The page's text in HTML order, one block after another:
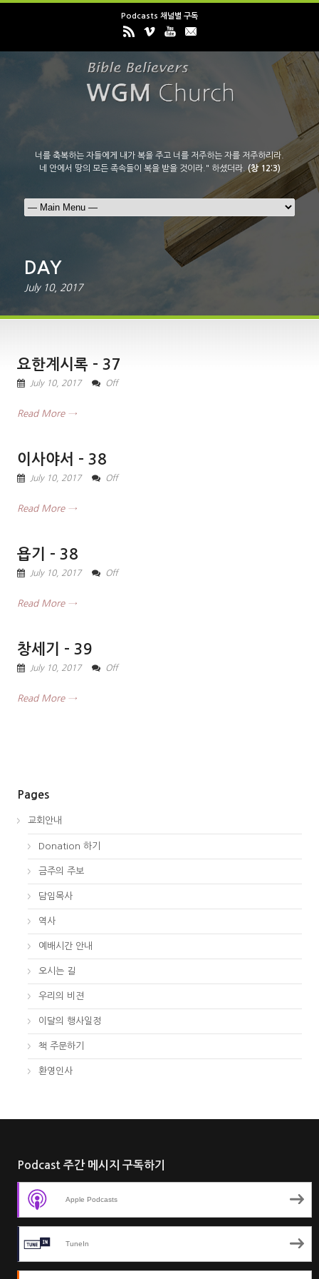
Podcasts 채널별 구독
너를 축복하는 자들에게 내가 복을 주고 너를 저주하는 자를 저주하리라.
네 안에서 땅의 모든 족속들이 복을 받을 것이라." 하셨더라.(창 12:3)
DAY
July 10, 2017
요한계시록 – 37
July 10, 2017 Off
Read More →
이사야서 – 38
July 10, 2017 Off
Read More →
욥기 – 38
July 10, 2017 Off
Read More →
창세기 – 39
July 10, 2017 Off
Read More →
Pages
교회안내
Donation 하기
금주의 주보
담임목사
역사
예배시간 안내
오시는 길
우리의 비젼
이달의 행사일정
책 주문하기
환영인사
Podcast 주간 메시지 구독하기
Apple Podcasts
TuneIn